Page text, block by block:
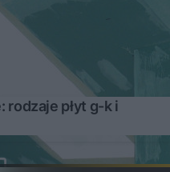
rodzaje płyt g-k i